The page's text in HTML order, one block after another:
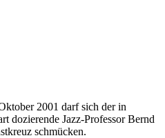
2001 darf sich der in
dozierende Jazz-Professor Bernd
schmücken.